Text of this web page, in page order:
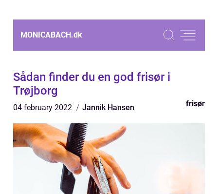
MONICABACH.dk
Sådan finder du en god frisør i
Trøjborg
04 february 2022 Jannik Hansen frisør